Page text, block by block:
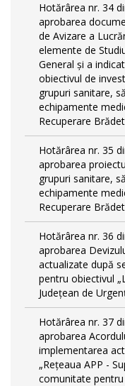
Hotărârea nr. 34
aprobarea
de Avizare a
elemente de
General și a
obiectivul de
grupuri sanitare,
echipamente
Recuperare Brădet
Hotărârea nr. 35
aprobarea
grupuri sanitare,
echipamente
Recuperare
Hotărârea nr. 36
aprobarea
actualizate după
pentru obiectivul
Județean de
Hotărârea nr. 37
aprobarea
implementarea
„Rețeaua APP -
comunitate